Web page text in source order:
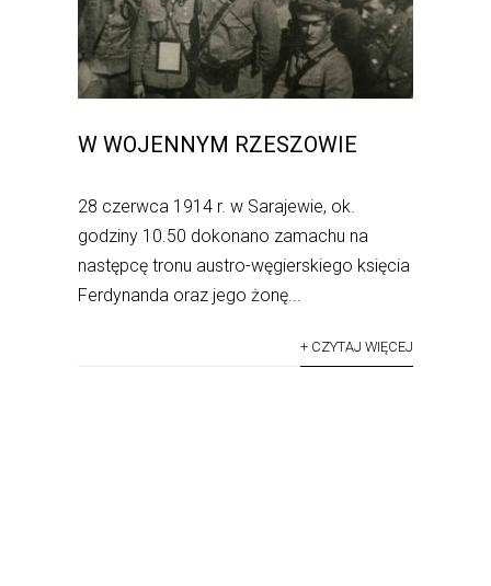
W WOJENNYM RZESZOWIE
28 czerwca 1914 r. w Sarajewie, ok.
godziny 10.50 dokonano zamachu na
następcę tronu austro-węgierskiego księcia
Ferdynanda oraz jego żonę...
+ CZYTAJ WIĘCEJ